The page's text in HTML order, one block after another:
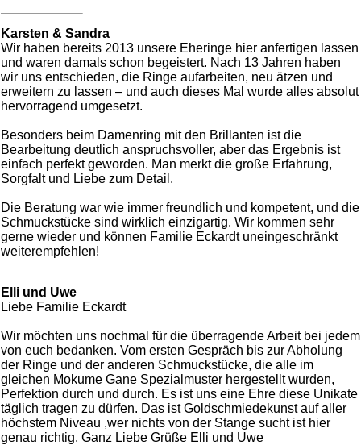
Karsten & Sandra
Wir haben bereits 2013 unsere Eheringe hier anfertigen lassen
und waren damals schon begeistert. Nach 13 Jahren haben
wir uns entschieden, die Ringe aufarbeiten, neu ätzen und
erweitern zu lassen – und auch dieses Mal wurde alles absolut
hervorragend umgesetzt.
Besonders beim Damenring mit den Brillanten ist die
Bearbeitung deutlich anspruchsvoller, aber das Ergebnis ist
einfach perfekt geworden. Man merkt die große Erfahrung,
Sorgfalt und Liebe zum Detail.
Die Beratung war wie immer freundlich und kompetent, und die
Schmuckstücke sind wirklich einzigartig. Wir kommen sehr
gerne wieder und können Familie Eckardt uneingeschränkt
weiterempfehlen!
Elli und Uwe
Liebe Familie Eckardt
Wir möchten uns nochmal für die überragende Arbeit bei jedem
von euch bedanken. Vom ersten Gespräch bis zur Abholung
der Ringe und der anderen Schmuckstücke, die alle im
gleichen Mokume Gane Spezialmuster hergestellt wurden,
Perfektion durch und durch. Es ist uns eine Ehre diese Unikate
täglich tragen zu dürfen. Das ist Goldschmiedekunst auf aller
höchstem Niveau ,wer nichts von der Stange sucht ist hier
genau richtig. Ganz Liebe Grüße Elli und Uwe